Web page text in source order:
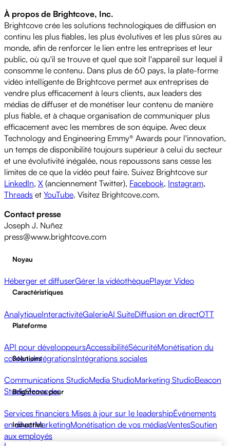
À propos de Brightcove, Inc.
Brightcove crée les solutions technologiques de diffusion en
continu les plus fiables, les plus évolutives et les plus sûres au
monde, afin de renforcer le lien entre les entreprises et leur
public, où qu'il se trouve et quel que soit l'appareil sur lequel il
consomme le contenu. Dans plus de 60 pays, la plate-forme
vidéo intelligente de Brightcove permet aux entreprises de
vendre plus efficacement à leurs clients, aux leaders des
médias de diffuser et de monétiser leur contenu de manière
plus fiable, et à chaque organisation de communiquer plus
efficacement avec les membres de son équipe. Avec deux
Technology and Engineering Emmy® Awards pour l'innovation,
un temps de disponibilité toujours supérieur à celui du secteur
et une évolutivité inégalée, nous repoussons sans cesse les
limites de ce que la vidéo peut faire. Suivez Brightcove sur
LinkedIn, X (anciennement Twitter), Facebook, Instagram,
Threads et YouTube. Visitez Brightcove.com.
Contact presse
Joseph J. Nuñez
press@www.brightcove.com
Noyau
Héberger et diffuserGérer la vidéothèquePlayer Video
Caractéristiques
AnalytiqueInteractivitéGalerieAI SuiteDiffusion en directOTT
Plateforme
API pour développeursAccessibilitéSécuritéMonétisation du
contenuIntégrationsIntégrations sociales
Solutions
Communications StudioMedia StudioMarketing StudioBeacon
StudioZencoder
Brightcove pour
Services financiers Mises à jour sur le leadershipÉvénements
en directMarketingMonétisation de vos médiasVentesSoutien
aux employés
Industries